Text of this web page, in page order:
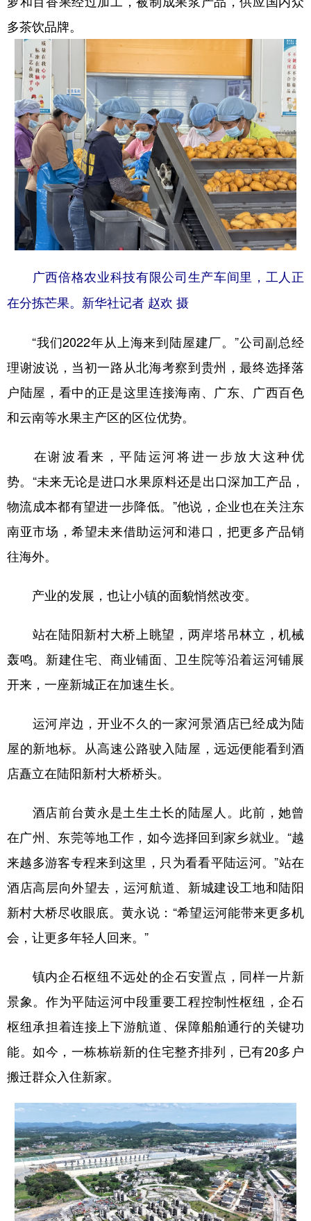
多茶饮品牌。
广西倍格农业科技有限公司生产车间里，工人正
在分拣芒果。新华社记者 赵欢 摄
“我们2022年从上海来到陆屋建厂。”公司副总经
理谢波说，当初一路从北海考察到贵州，最终选择落
户陆屋，看中的正是这里连接海南、广东、广西百色
和云南等水果主产区的区位优势。
在谢波看来，平陆运河将进一步放大这种优
势。“未来无论是进口水果原料还是出口深加工产品，
物流成本都有望进一步降低。”他说，企业也在关注东
南亚市场，希望未来借助运河和港口，把更多产品销
往海外。
产业的发展，也让小镇的面貌悄然改变。
站在陆阳新村大桥上眺望，两岸塔吊林立，机械
轰鸣。新建住宅、商业铺面、卫生院等沿着运河铺展
开来，一座新城正在加速生长。
运河岸边，开业不久的一家河景酒店已经成为陆
屋的新地标。从高速公路驶入陆屋，远远便能看到酒
店矗立在陆阳新村大桥桥头。
酒店前台黄永是土生土长的陆屋人。此前，她曾
在广州、东莞等地工作，如今选择回到家乡就业。“越
来越多游客专程来到这里，只为看看平陆运河。”站在
酒店高层向外望去，运河航道、新城建设工地和陆阳
新村大桥尽收眼底。黄永说：“希望运河能带来更多机
会，让更多年轻人回来。”
镇内企石枢纽不远处的企石安置点，同样一片新
景象。作为平陆运河中段重要工程控制性枢纽，企石
枢纽承担着连接上下游航道、保障船舶通行的关键功
能。如今，一栋栋崭新的住宅整齐排列，已有20多户
搬迁群众入住新家。